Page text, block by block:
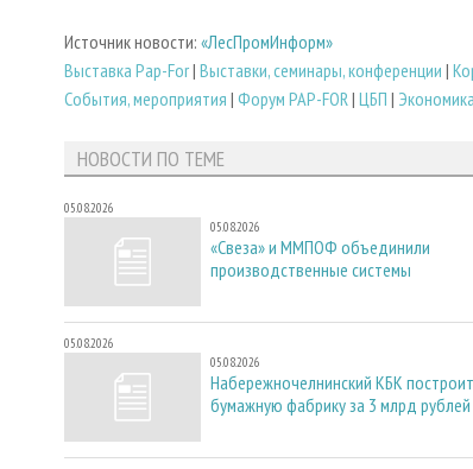
Источник новости: «ЛесПромИнформ»
Выставка Pap-For| Выставки, семинары, конференции |
События, мероприятия | Форум PAP-FOR| ЦБП |
НОВОСТИ ПО ТЕМЕ
05.08.2026
05.08.2026
«Свеза» и ММПОФ объединили
производственные системы
05.08.2026
05.08.2026
Набережночелнинский КБК
бумажную фабрику за 3 млрд рублей